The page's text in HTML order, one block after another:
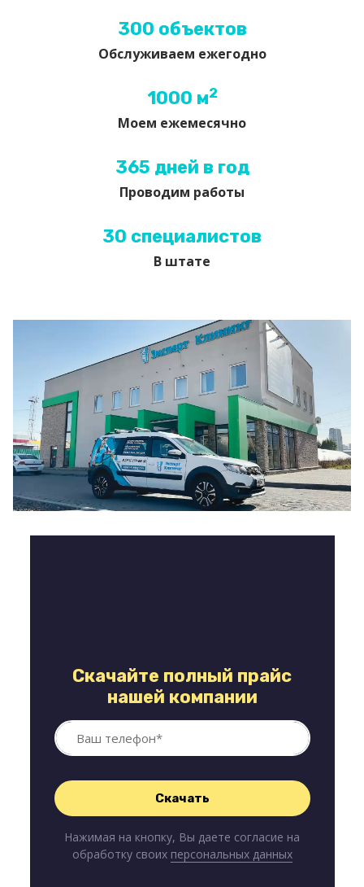
300 объектов
Обслуживаем ежегодно
1000 м2
Моем ежемесячно
365 дней в год
Проводим работы
30 специалистов
В штате
Скачайте полный прайс
нашей компании
Нажимая на кнопку, Вы даете согласие на
обработку своих персональных данных